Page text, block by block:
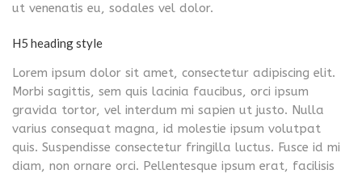
ut venenatis eu, sodales vel dolor.
H5 heading style
Lorem ipsum dolor sit amet, consectetur adipiscing elit.
Morbi sagittis, sem quis lacinia faucibus, orci ipsum
gravida tortor, vel interdum mi sapien ut justo. Nulla
varius consequat magna, id molestie ipsum volutpat
quis. Suspendisse consectetur fringilla luctus. Fusce id mi
diam, non ornare orci. Pellentesque ipsum erat, facilisis